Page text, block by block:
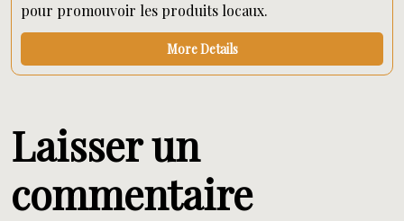
pour promouvoir les produits locaux.
More Details
Laisser un
commentaire